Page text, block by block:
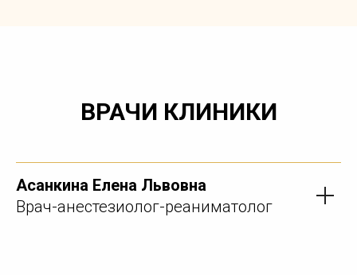
ВРАЧИ КЛИНИКИ
Асанкина Елена Львовна
Врач-анестезиолог-реаниматолог